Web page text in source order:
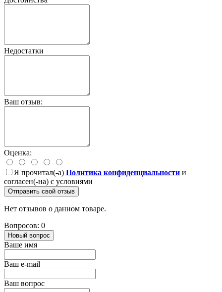
Недостатки
Ваш отзыв:
Оценка:
Я прочитал(-а) Политика конфиденциальности и
согласен(-на) с условиями
Отправить свой отзыв
Нет отзывов о данном товаре.
Вопросов: 0
Новый вопрос
Ваше имя
Ваш e-mail
Ваш вопрос